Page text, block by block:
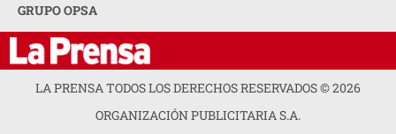
GRUPO OPSA
LA PRENSA TODOS LOS DERECHOS RESERVADOS ©2026
ORGANIZACIÓN PUBLICITARIA S.A.